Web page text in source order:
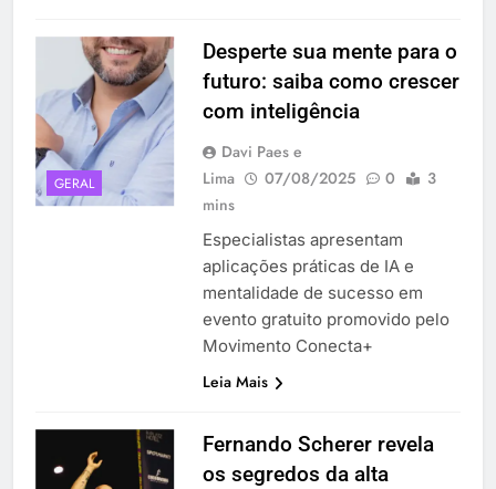
GERAL
Desperte sua mente para o
futuro: saiba como crescer
com inteligência
Davi Paes e
Lima
07/08/2025 0
3
mins
Especialistas apresentam
aplicações práticas de IA e
mentalidade de sucesso em
evento gratuito promovido pelo
Movimento Conecta+
Leia Mais
Fernando Scherer revela
os segredos da alta